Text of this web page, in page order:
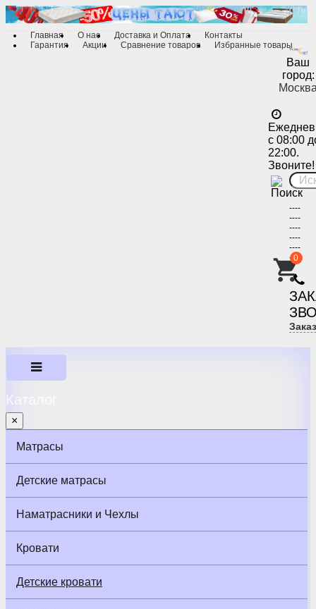
Главная О нас Доставка и Оплата
Контакты
Гарантия
Акции Сравнение товаров Избранные товары
Ваш
город:
с 08:00
22:00.
Звоните!
----
----
----
----
----
----
0
Каталог
×
Матрасы
Детские матрасы
Наматрасники и Чехлы
Кровати
Детские кровати